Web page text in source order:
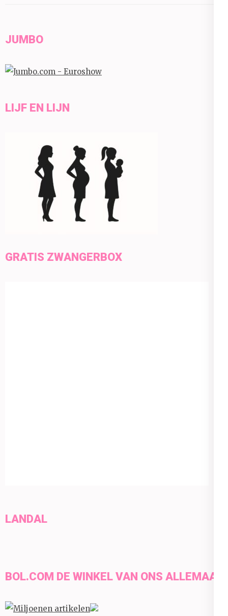
JUMBO
LIJF EN LIJN
GRATIS ZWANGERBOX
LANDAL
BOL.COM DE WINKEL VAN ONS ALLEMAAL